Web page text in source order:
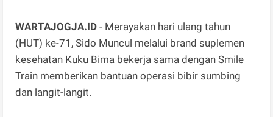
WARTAJOGJA.ID - Merayakan hari ulang tahun
(HUT) ke-71, Sido Muncul melalui brand suplemen
kesehatan Kuku Bima bekerja sama dengan Smile
Train memberikan bantuan operasi bibir sumbing
dan langit-langit.